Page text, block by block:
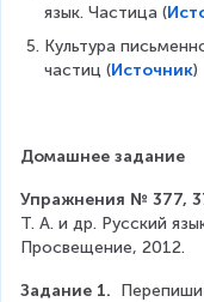
язык. Частица (
Культура
частиц (Источник)
Домашнее задание
Упражнения № 377,
Т. А. и др. Русский
Просвещение, 2012.
Задание 1.